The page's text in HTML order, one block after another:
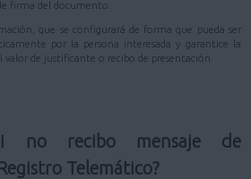
firma del documento.
que se configurará de forma que pueda ser
por la persona interesada y garantice la
de justificante o recibo de presentación.
no recibo mensaje de
Telemático?